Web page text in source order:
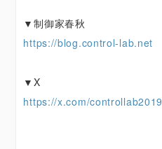
▼制御家春秋
https://blog.control-lab.net
▼X
https://x.com/controllab2019